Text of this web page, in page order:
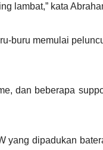
lambat,” kata
buru memulai
dan beberapa
yang dipadukan